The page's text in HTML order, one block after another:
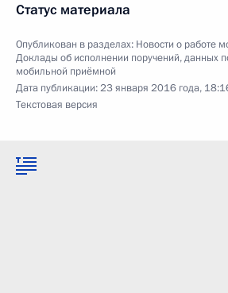
Статус материала
Опубликован в разделах: Новости о работе
Доклады об исполнении поручений, данных
мобильной приёмной
Дата публикации:23 января 2016 года,
Текстовая версия